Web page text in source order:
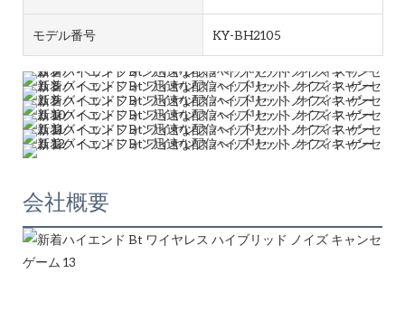
モデル番号 KY-BH2105
会社概要